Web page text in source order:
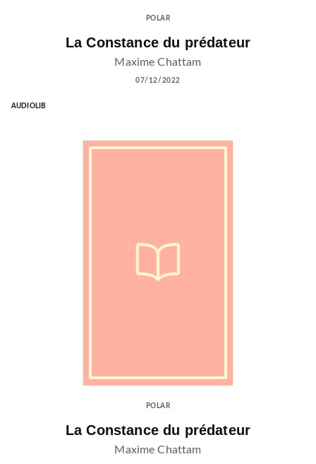
POLAR
La Constance du prédateur
Maxime Chattam
07/12/2022
AUDIOLIB
POLAR
La Constance du prédateur
Maxime Chattam